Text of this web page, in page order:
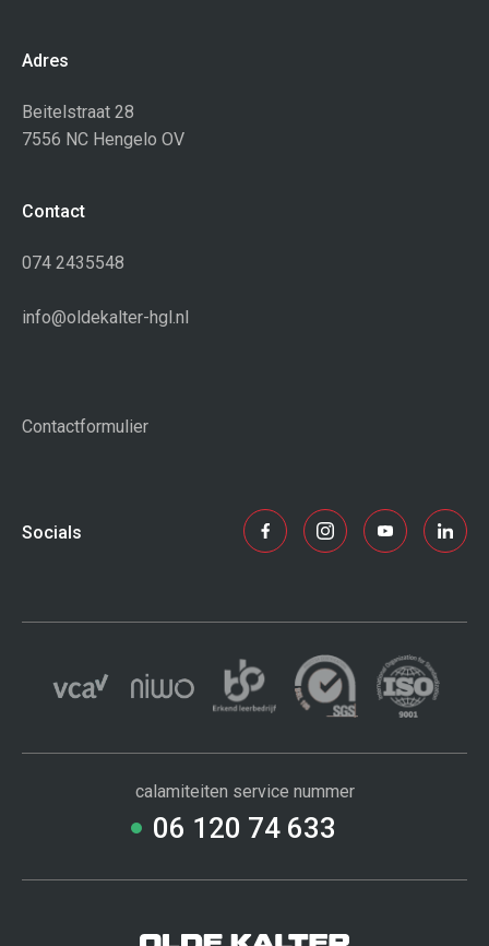
Contact
074 2435548
info@oldekalter-hgl.nl
Contactformulier
Socials
Adres
Beitelstraat 28
7556 NC Hengelo OV
calamiteiten service nummer
06 120 74 633